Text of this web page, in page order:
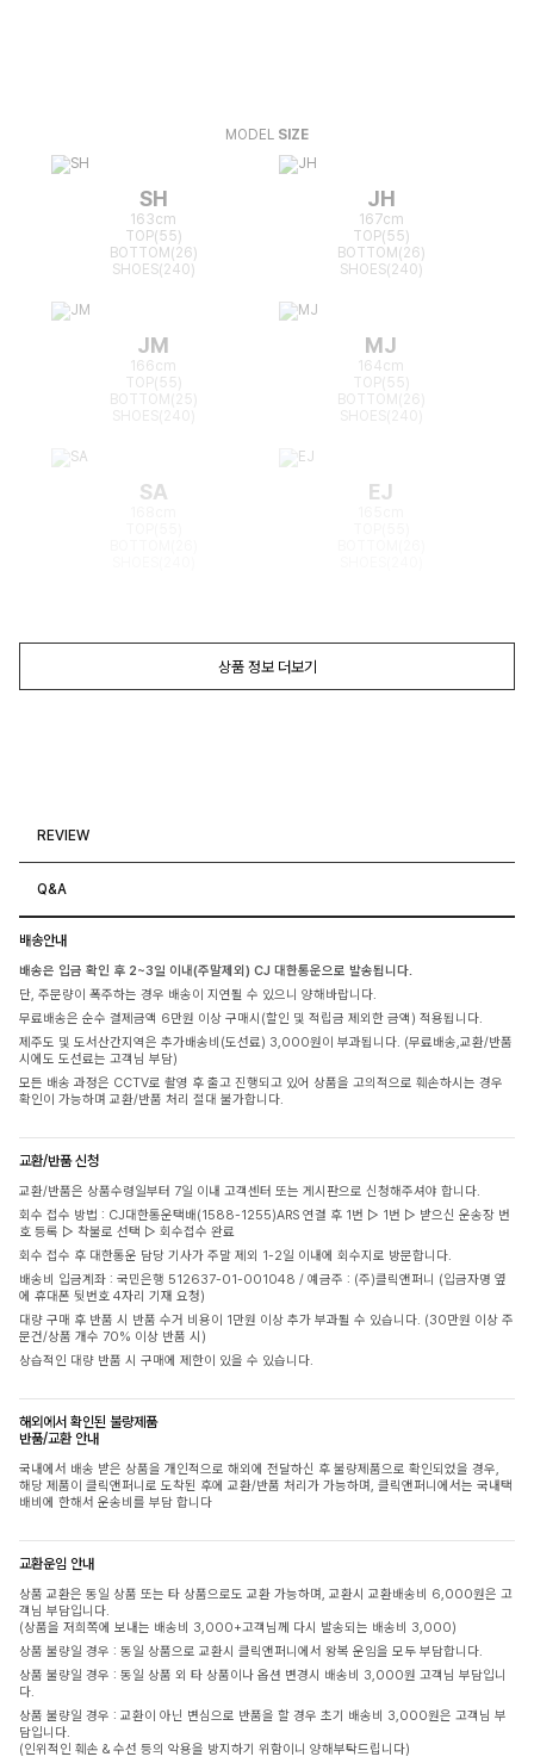
MODEL SIZE
SH
163cm
TOP(55)
BOTTOM(26)
SHOES(240)
JH
167cm
TOP(55)
BOTTOM(26)
SHOES(240)
JM
166cm
TOP(55)
BOTTOM(25)
MJ
164cm
TOP(55)
BOTTOM(26)
SA EJ
상품 정보 더보기
REVIEW
Q&A
배송안내
배송은 입금 확인 후 2~3일 이내(주말제외) CJ 대한통운으로 발송됩니다.
단, 주문량이 폭주하는 경우 배송이 지연될 수 있으니 양해바랍니다.
무료배송은 순수 결제금액 6만원 이상 구매시(할인 및 적립금 제외한 금액) 적용됩니다.
제주도 및 도서산간지역은 추가배송비(도선료) 3,000원이 부과됩니다. (무료배송,교환/반품
시에도 도선료는 고객님 부담)
모든 배송 과정은 CCTV로 촬영 후 출고 진행되고 있어 상품을 고의적으로 훼손하시는 경우
확인이 가능하며 교환/반품 처리 절대 불가합니다.
교환/반품 신청
교환/반품은 상품수령일부터 7일 이내 고객센터 또는 게시판으로 신청해주셔야 합니다.
회수 접수 방법 : CJ대한통운택배(1588-1255)ARS 연결 후 1번 ▷ 1번 ▷ 받으신 운송장 번
호 등록 ▷ 착불로 선택 ▷ 회수접수 완료
회수 접수 후 대한통운 담당 기사가 주말 제외 1-2일 이내에 회수지로 방문합니다.
배송비 입금계좌 : 국민은행 512637-01-001048 / 예금주 : (주)클릭앤퍼니 (입금자명 옆
에 휴대폰 뒷번호 4자리 기재 요청)
대량 구매 후 반품 시 반품 수거 비용이 1만원 이상 추가 부과될 수 있습니다. (30만원 이상 주
문건/상품 개수 70% 이상 반품 시)
상습적인 대량 반품 시 구매에 제한이 있을 수 있습니다.
해외에서 확인된 불량제품
반품/교환 안내
국내에서 배송 받은 상품을 개인적으로 해외에 전달하신 후 불량제품으로 확인되었을 경우,
해당 제품이 클릭앤퍼니로 도착된 후에 교환/반품 처리가 가능하며, 클릭앤퍼니에서는 국내택
배비에 한해서 운송비를 부담 합니다
교환운임 안내
상품 교환은 동일 상품 또는 타 상품으로도 교환 가능하며, 교환시 교환배송비 6,000원은 고
객님 부담입니다.
(상품을 저희쪽에 보내는 배송비 3,000+고객님께 다시 발송되는 배송비 3,000)
상품 불량일 경우 : 동일 상품으로 교환시 클릭앤퍼니에서 왕복 운임을 모두 부담합니다.
상품 불량일 경우 : 동일 상품 외 타 상품이나 옵션 변경시 배송비 3,000원 고객님 부담입니
다.
상품 불량일 경우 : 교환이 아닌 변심으로 반품을 할 경우 초기 배송비 3,000원은 고객님 부
담입니다.
(인위적인 훼손 & 수선 등의 악용을 방지하기 위함이니 양해부탁드립니다)